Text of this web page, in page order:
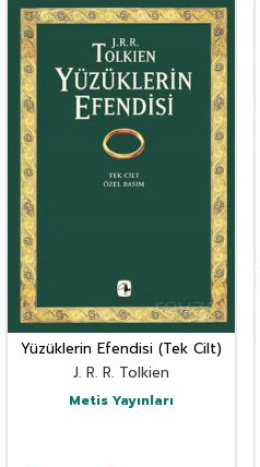
Yüzüklerin Efendisi (Tek Cilt)
J. R. R. Tolkien
Metis Yayınları